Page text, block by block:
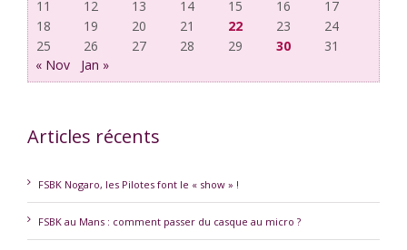
11 12 13 14 15 16
17
18
19 20 21 22 23
24
25
26 27 28 29 30
31
« Nov
Jan »
Articles récents
FSBK Nogaro, les Pilotes font le « show » !
FSBK au Mans : comment passer du casque au micro ?